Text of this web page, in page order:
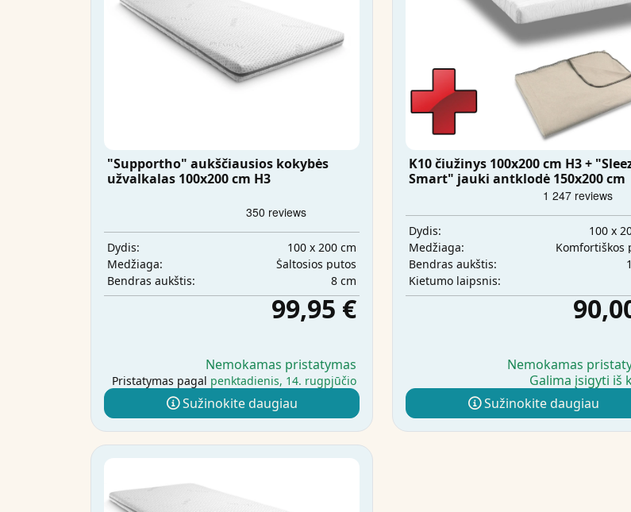
"Supportho" aukščiausios kokybės
užvalkalas 100x200 cm H3
Dydis:
100 x 200 cm
Medžiaga:
Šaltosios putos
Bendras aukštis:
8 cm
99,95 €
Nemokamas pristatymas
Pristatymas pagal penktadienis, 14. rugpjūčio
Sužinokite daugiau
K10 čiužinys 100x200 cm H3 +
Smart" jauki antklodė 150x200 cm
Dydis:
100 x
Medžiaga:
Komfortiškos
Bendras aukštis:
Kietumo laipsnis:
Nemokamas
Galima įsigyti iš
Sužinokite daugiau